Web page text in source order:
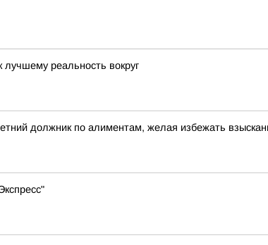
реальность вокруг
должник по алиментам, желая избежать